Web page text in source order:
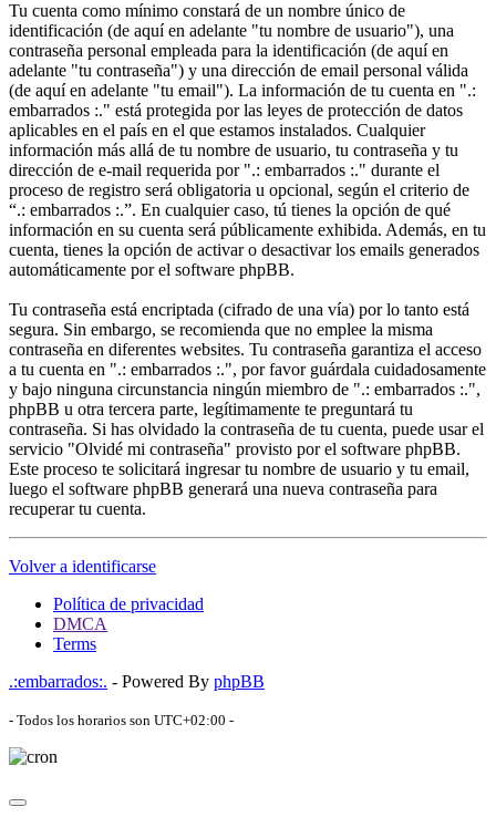
Tu cuenta como mínimo constará de un nombre único de
identificación (de aquí en adelante "tu nombre de usuario"), una
contraseña personal empleada para la identificación (de aquí en
adelante "tu contraseña") y una dirección de email personal válida
(de aquí en adelante "tu email"). La información de tu cuenta en ".:
embarrados :." está protegida por las leyes de protección de datos
aplicables en el país en el que estamos instalados. Cualquier
información más allá de tu nombre de usuario, tu contraseña y tu
dirección de e-mail requerida por ".: embarrados :." durante el
proceso de registro será obligatoria u opcional, según el criterio de
“.: embarrados :.”. En cualquier caso, tú tienes la opción de qué
información en su cuenta será públicamente exhibida. Además, en tu
cuenta, tienes la opción de activar o desactivar los emails generados
automáticamente por el software phpBB.
Tu contraseña está encriptada (cifrado de una vía) por lo tanto está
segura. Sin embargo, se recomienda que no emplee la misma
contraseña en diferentes websites. Tu contraseña garantiza el acceso
a tu cuenta en ".: embarrados :.", por favor guárdala cuidadosamente
y bajo ninguna circunstancia ningún miembro de ".: embarrados :.",
phpBB u otra tercera parte, legítimamente te preguntará tu
contraseña. Si has olvidado la contraseña de tu cuenta, puede usar el
servicio "Olvidé mi contraseña" provisto por el software phpBB.
Este proceso te solicitará ingresar tu nombre de usuario y tu email,
luego el software phpBB generará una nueva contraseña para
recuperar tu cuenta.
Volver a identificarse
Política de privacidad
DMCA
Terms
.:embarrados:. - Powered By phpBB
- Todos los horarios son UTC+02:00 -